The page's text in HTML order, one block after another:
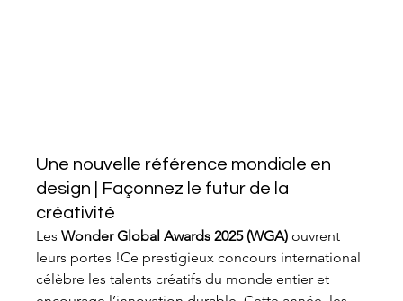
Une nouvelle référence mondiale en
design | Façonnez le futur de la
créativité
Les Wonder Global Awards 2025 (WGA) ouvrent
leurs portes !Ce prestigieux concours international
célèbre les talents créatifs du monde entier et